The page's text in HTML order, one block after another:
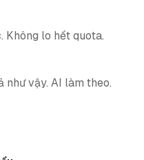
Không lo hết quota.
như vậy. AI làm theo.